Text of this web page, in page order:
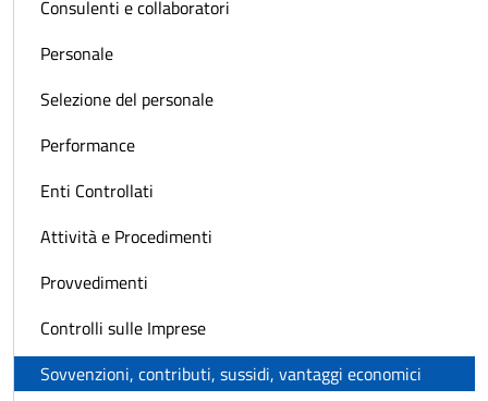
Consulenti e collaboratori
Personale
Selezione del personale
Performance
Enti Controllati
Attività e Procedimenti
Provvedimenti
Controlli sulle Imprese
Sovvenzioni, contributi, sussidi, vantaggi economici